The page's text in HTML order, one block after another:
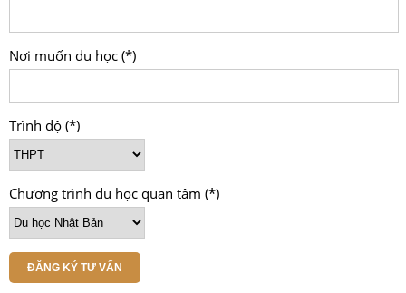
Nơi muốn du học (*)
Trình độ (*)
Chương trình du học quan tâm (*)
ĐĂNG KÝ TƯ VẤN